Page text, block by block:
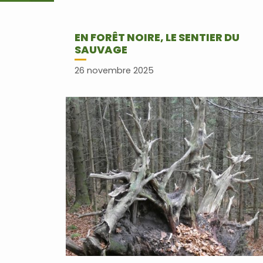
EN FORÊT NOIRE, LE SENTIER DU
SAUVAGE
26 novembre 2025